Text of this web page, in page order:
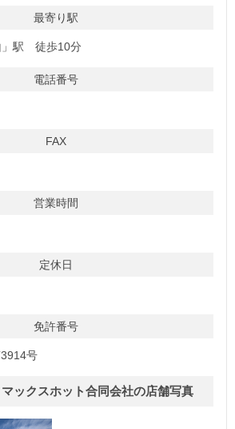
最寄り駅
」駅 徒歩10分
電話番号
FAX
営業時間
定休日
免許番号
号
ックスホット合同会社の店舗写真